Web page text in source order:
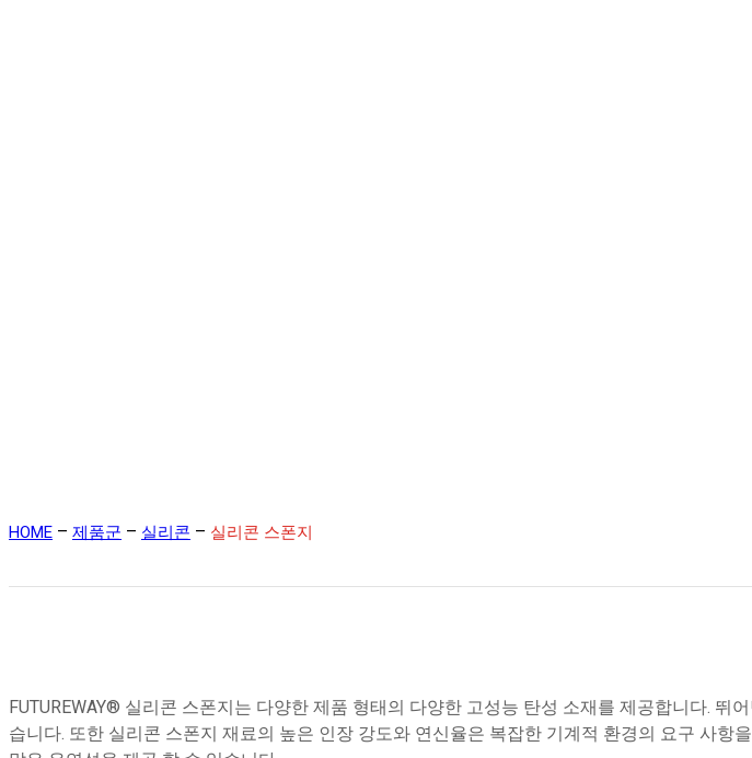
HOME – 제품군 – 실리콘 – 실리콘 스폰지
FUTUREWAY® 실리콘 스폰지는 다양한 제품 형태의 다양한 고성능 탄성 소재를 제공합니다.
습니다. 또한 실리콘 스폰지 재료의 높은 인장 강도와 연신율은 복잡한 기계적 환경의 요구 사항